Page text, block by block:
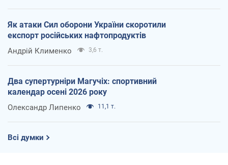
Як атаки Сил оборони України скоротили
експорт російських нафтопродуктів
Андрій Клименко 3,6 т.
Два супертурніри Магучіх: спортивний
календар осені 2026 року
Олександр Липенко 11,1 т.
Всі думки